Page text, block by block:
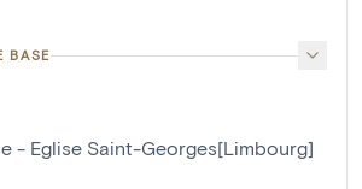
BASE
- Eglise Saint-Georges[Limbourg]